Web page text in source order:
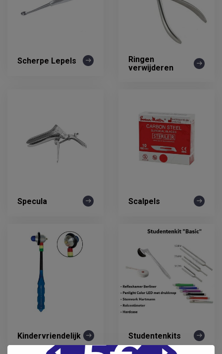
Scherpe Lepels
Ringen
verwijderen
Specula Scalpels
Kindervriendelijk Studentenkits